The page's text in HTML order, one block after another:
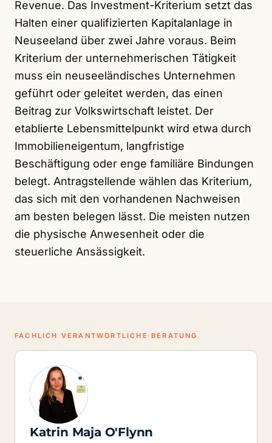
Revenue. Das Investment-Kriterium setzt das
Halten einer qualifizierten Kapitalanlage in
Neuseeland über zwei Jahre voraus. Beim
Kriterium der unternehmerischen Tätigkeit
muss ein neuseeländisches Unternehmen
geführt oder geleitet werden, das einen
Beitrag zur Volkswirtschaft leistet. Der
etablierte Lebensmittelpunkt wird etwa durch
Immobilieneigentum, langfristige
Beschäftigung oder enge familiäre Bindungen
belegt. Antragstellende wählen das Kriterium,
das sich mit den vorhandenen Nachweisen
am besten belegen lässt. Die meisten nutzen
die physische Anwesenheit oder die
steuerliche Ansässigkeit.
FACHLICH VERANTWORTLICHE BERATUNG
Katrin Maja O'Flynn